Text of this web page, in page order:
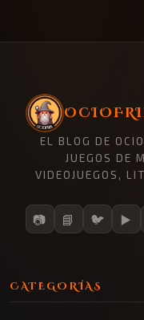
EL BLOG DE
JUEGOS DE
VIDEOJUEGOS,
📷 📘 🐦 ▶️
CATEGORÍAS